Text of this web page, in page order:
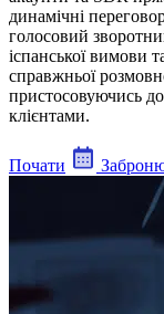
динамічні
голосовий
іспанської вимови
справжньої
пристосовуючись до
клієнтами.
Почати